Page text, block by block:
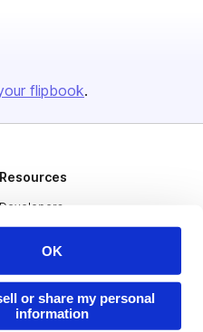
OK
or share my personal
information
flipbook.
Resources
Developers